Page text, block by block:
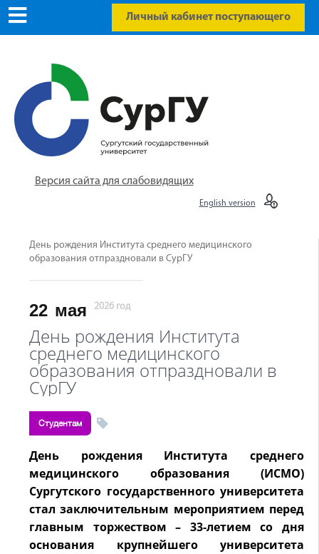
Личный кабинет поступающего
Версия сайта для слабовидящих
English version
День рождения Института среднего медицинского
образования отпраздновали в СурГУ
22 мая 2026 год
День рождения Института
среднего медицинского
образования отпраздновали в
СурГУ
Студентам
День рождения Института среднего
медицинского образования (ИСМО)
Сургутского государственного университета
стал заключительным мероприятием перед
главным торжеством – 33-летием со дня
основания крупнейшего университета